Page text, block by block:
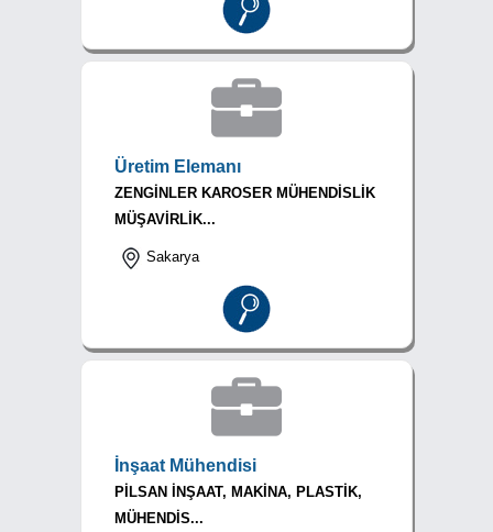
Üretim Elemanı
ZENGİNLER KAROSER MÜHENDİSLİK
MÜŞAVİRLİK...
Sakarya
İnşaat Mühendisi
PİLSAN İNŞAAT, MAKİNA, PLASTİK,
MÜHENDİS...